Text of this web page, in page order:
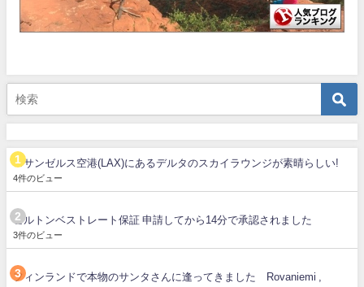
ロサンゼルス空港(LAX)にあるデルタのスカイラウンジが素晴らしい!
4件のビュー
ヒルトンベストレート保証 申請してから14分で承認されました
3件のビュー
フィンランドで本物のサンタさんに逢ってきました Rovaniemi ,